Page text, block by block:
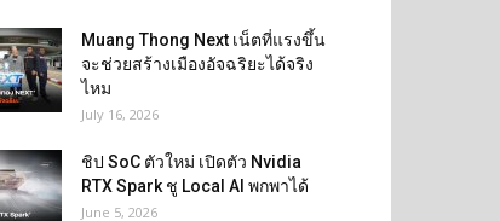
Muang Thong Next เน็ตที่แรงขึ้น
จะช่วยสร้างเมืองอัจฉริยะได้จริง
ไหม
July 16, 2026
ชิป SoC ตัวใหม่ เปิดตัว Nvidia
RTX Spark ชู Local AI พกพาได้
June 5, 2026